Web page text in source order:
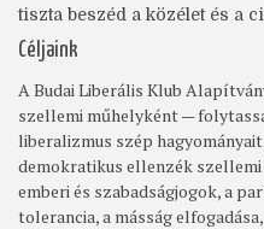
tiszta beszéd a közélet és a
Céljaink
A Budai Liberális Klub
szellemi műhelyként —
liberalizmus szép
demokratikus ellenzék
emberi és szabadságjogok, a
tolerancia, a másság